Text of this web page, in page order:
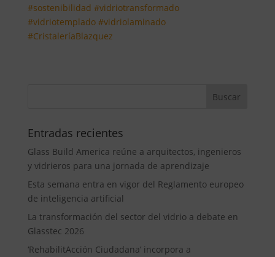
#sostenibilidad #vidriotransformado
#vidriotemplado #vidriolaminado
#CristaleríaBlazquez
Entradas recientes
Glass Build America reúne a arquitectos, ingenieros
y vidrieros para una jornada de aprendizaje
Esta semana entra en vigor del Reglamento europeo
de inteligencia artificial
La transformación del sector del vidrio a debate en
Glasstec 2026
‘RehabilitAcción Ciudadana’ incorpora a